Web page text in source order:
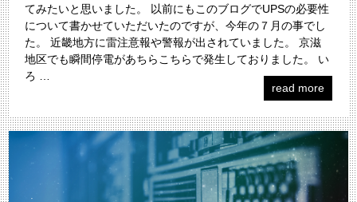
てみたいと思いました。 以前にもこのブログでUPSの必要性
について書かせていただいたのですが、今年の７月の事でし
た。 近畿地方に雷注意報や警報が出されていました。 京滋
地区でも瞬間停電があちらこちらで発生しておりました。 い
ろ …
read more